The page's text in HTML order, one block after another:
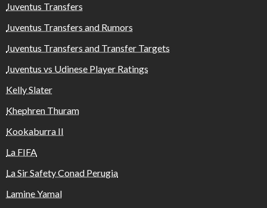
Juventus Transfers
Juventus Transfers and Rumors
Juventus Transfers and Transfer Targets
Juventus vs Udinese Player Ratings
Kelly Slater
Khephren Thuram
Kookaburra II
La FIFA
La Sir Safety Conad Perugia
Lamine Yamal